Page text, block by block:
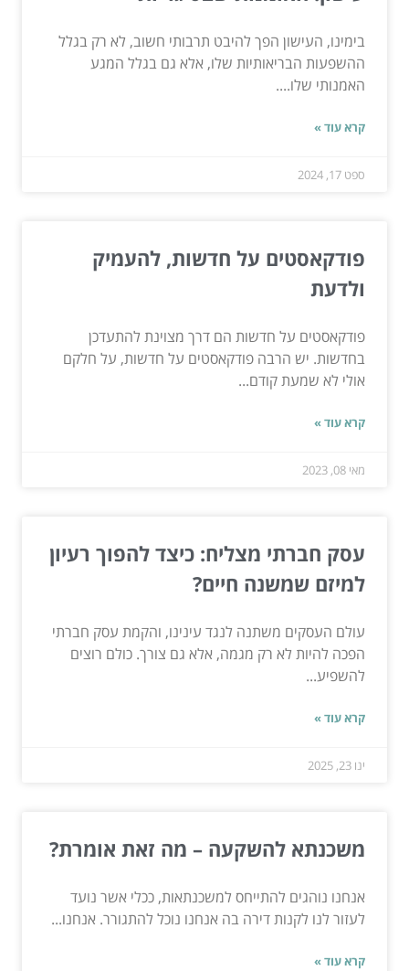
בימינו, העישון הפך להיבט תרבותי חשוב, לא רק בגלל
ההשפעות הבריאותיות שלו, אלא גם בגלל המגע
האמנותי שלו....
קרא עוד »
ספט 17, 2024
פודקאסטים על חדשות, להעמיק
ולדעת
פודקאסטים על חדשות הם דרך מצוינת להתעדכן
בחדשות. יש הרבה פודקאסטים על חדשות, על חלקם
אולי לא שמעת קודם...
קרא עוד »
מאי 08, 2023
עסק חברתי מצליח: כיצד להפוך רעיון
למיזם שמשנה חיים?
עולם העסקים משתנה לנגד עינינו, והקמת עסק חברתי
הפכה להיות לא רק מגמה, אלא גם צורך. כולם רוצים
להשפיע...
קרא עוד »
ינו 23, 2025
משכנתא להשקעה – מה זאת אומרת?
אנחנו נוהגים להתייחס למשכנתאות, ככלי אשר נועד
לעזור לנו לקנות דירה בה אנחנו נוכל להתגורר. אנחנו...
קרא עוד »